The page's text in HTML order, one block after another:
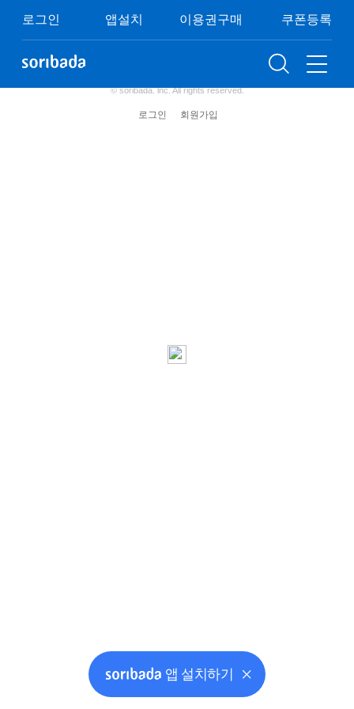
로그인 앱설치 이용권구매 쿠폰등록
쿠폰등록 이용권구매 이벤트
이용약관 개인정보처리방침 청소년보호정책
© soribada. lnc. All rights reserved.
로그인 회원가입
앱 설치하기